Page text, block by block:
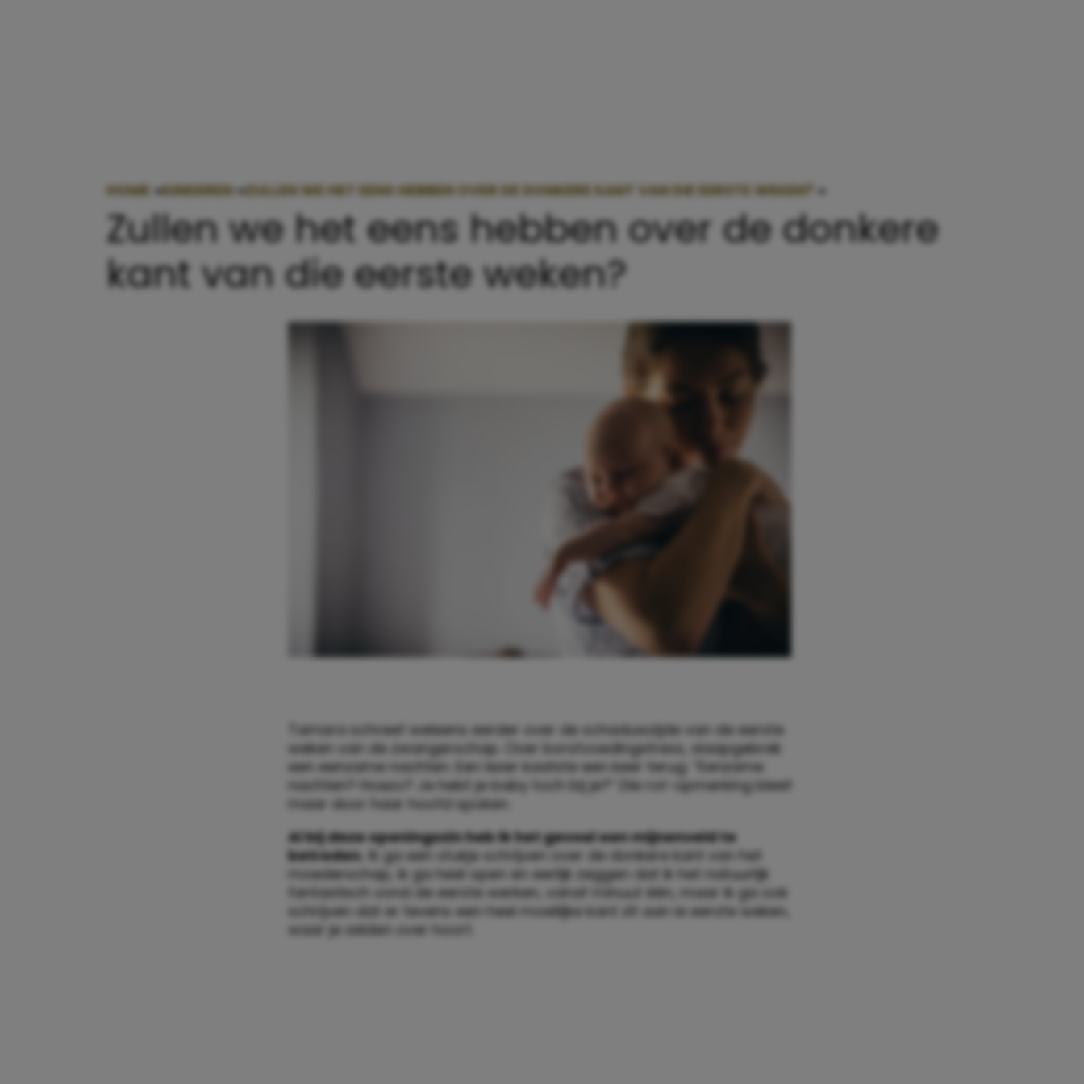
HOME »KINDEREN »ZULLEN WE HET EENS HEBBEN OVER DE DONKERE KANT VAN DIE EERSTE WEKEN? »
Zullen we het eens hebben over de donkere
kant van die eerste weken?
Tamara schreef weleens eerder over de schaduwzijde van de eerste
weken van de zwangerschap. Over borstvoedingstress, slaapgebrek
een eenzame nachten. Een lezer kaatste een keer terug: “Eenzame
nachten? Hoezo? Je hebt je baby toch bij je?” Die rot-opmerking bleef
maar door haar hoofd spoken.
Al bij deze openingszin heb ik het gevoel een mijnenveld te
betreden. Ik ga een stukje schrijven over de donkere kant van het
moederschap, ik ga heel open en eerlijk zeggen dat ik het natuurlijk
fantastisch vond de eerste werken, vanaf minuut één, maar ik ga ook
schrijven dat er tevens een heel moeilijke kant zit aan ie eerste weken,
waar je zelden over hoort.